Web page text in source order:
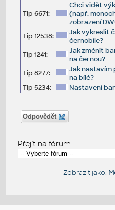
Tip 6671:
Chci vidět
(např.
zobrazení
Tip 12538:
Jak vykreslit
černobíle?
Tip 1241:
Jak změnit
na černou?
Tip 8277:
Jak nastavím
na bílé?
Tip 5234:
Nastavení
Odpovědět
Přejít na fórum
Zobrazit jako: